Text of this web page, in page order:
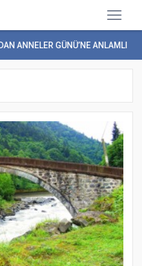
ANNELER GÜNÜ’NE ANLAMLI ET...